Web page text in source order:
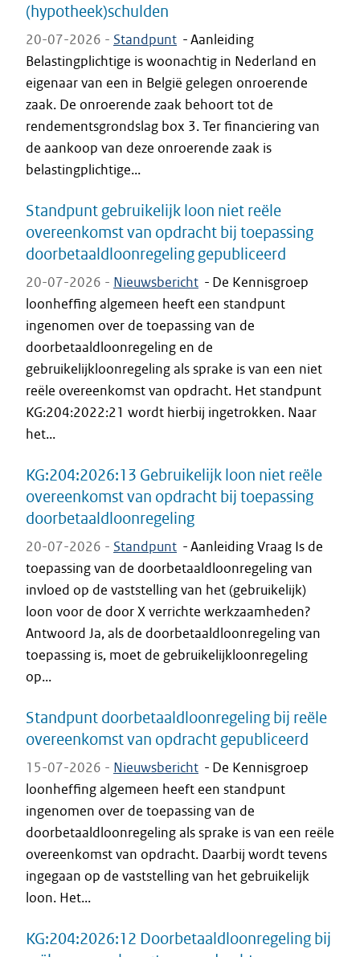
(hypotheek)schulden
20-07-2026 - Standpunt -Aanleiding
Belastingplichtige is woonachtig in Nederland en
eigenaar van een in België gelegen onroerende
zaak. De onroerende zaak behoort tot de
rendementsgrondslag box 3. Ter financiering van
de aankoop van deze onroerende zaak is
belastingplichtige...
Standpunt gebruikelijk loon niet reële
overeenkomst van opdracht bij toepassing
doorbetaaldloonregeling gepubliceerd
20-07-2026 - Nieuwsbericht - De Kennisgroep
loonheffing algemeen heeft een standpunt
ingenomen over de toepassing van de
doorbetaaldloonregeling en de
gebruikelijkloonregeling als sprake is van een niet
reële overeenkomst van opdracht. Het standpunt
KG:204:2022:21 wordt hierbij ingetrokken. Naar
het...
KG:204:2026:13 Gebruikelijk loon niet reële
overeenkomst van opdracht bij toepassing
doorbetaaldloonregeling
20-07-2026 - Standpunt -Aanleiding Vraag Is de
toepassing van de doorbetaaldloonregeling van
invloed op de vaststelling van het (gebruikelijk)
loon voor de door X verrichte werkzaamheden?
Antwoord Ja, als de doorbetaaldloonregeling van
toepassing is, moet de gebruikelijkloonregeling
op...
Standpunt doorbetaaldloonregeling bij reële
overeenkomst van opdracht gepubliceerd
15-07-2026 - Nieuwsbericht - De Kennisgroep
loonheffing algemeen heeft een standpunt
ingenomen over de toepassing van de
doorbetaaldloonregeling als sprake is van een reële
overeenkomst van opdracht. Daarbij wordt tevens
ingegaan op de vaststelling van het gebruikelijk
loon. Het...
KG:204:2026:12 Doorbetaaldloonregeling bij